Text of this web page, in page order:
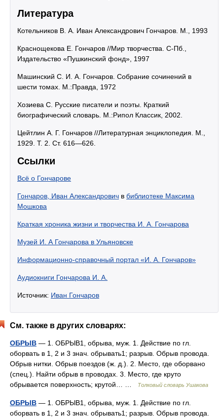
Литература
Котельников В. А. Иван Александрович Гончаров. М., 1993
Краснощекова Е. Гончаров //Мир творчества. С-Пб.,
Издательство «Пушкинский фонд», 1997
Машинский С. И. А. Гончаров. Собрание сочинений в
шести томах. М.:Правда, 1972
Хозиева С. Русские писатели и поэты. Краткий
биографический словарь. М.:Рипол Классик, 2002.
Цейтлин А. Г. Гончаров //Литературная энциклопедия. М.,
1929. Т. 2. Ст. 616—626.
Ссылки
Всё о Гончарове
Гончаров, Иван Александрович в библиотеке Максима
Мошкова
Краткая хроника жизни и творчества И. А. Гончарова
Музей И. А Гончарова в Ульяновске
Информационно-справочный портал «И. А. Гончаров»
Аудиокниги Гончарова И. А.
Источник: Иван Гончаров
См. также в других словарях:
ОБРЫВ — 1. ОБРЫВ1, обрыва, муж. 1. Действие по гл.
оборвать в 1, 2 и 3 знач. обрывать1; разрыв. Обрыв провода.
Обрыв нитки. Обрыв поездов (ж. д.). 2. Место, где оборвано
(спец.). Найти обрыв в проводах. 3. Место, где круто
обрывается поверхность; крутой… …
Толковый словарь Ушакова
ОБРЫВ — 1. ОБРЫВ1, обрыва, муж. 1. Действие по гл.
оборвать в 1, 2 и 3 знач. обрывать1; разрыв. Обрыв провода.